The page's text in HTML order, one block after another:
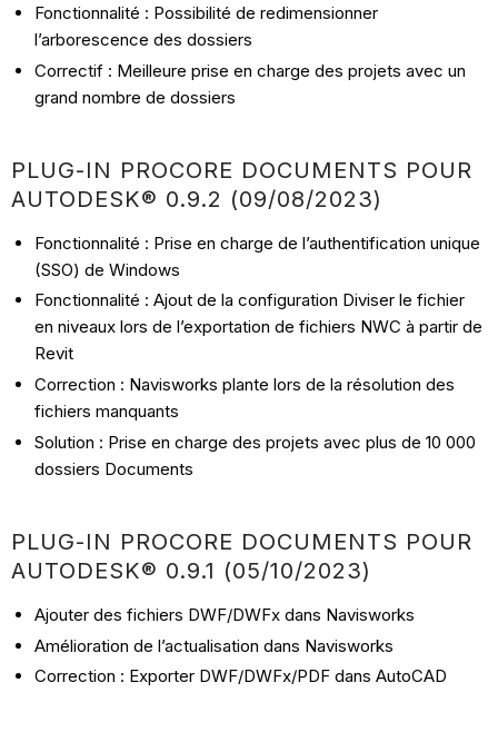
Fonctionnalité : Possibilité de redimensionner
l’arborescence des dossiers
Correctif : Meilleure prise en charge des projets avec un
grand nombre de dossiers
PLUG-IN PROCORE DOCUMENTS POUR
AUTODESK® 0.9.2 (09/08/2023)
Fonctionnalité : Prise en charge de l’authentification unique
(SSO) de Windows
Fonctionnalité : Ajout de la configuration Diviser le fichier
en niveaux lors de l’exportation de fichiers NWC à partir de
Revit
Correction : Navisworks plante lors de la résolution des
fichiers manquants
Solution : Prise en charge des projets avec plus de 10 000
dossiers Documents
PLUG-IN PROCORE DOCUMENTS POUR
AUTODESK® 0.9.1 (05/10/2023)
Ajouter des fichiers DWF/DWFx dans Navisworks
Amélioration de l’actualisation dans Navisworks
Correction : Exporter DWF/DWFx/PDF dans AutoCAD